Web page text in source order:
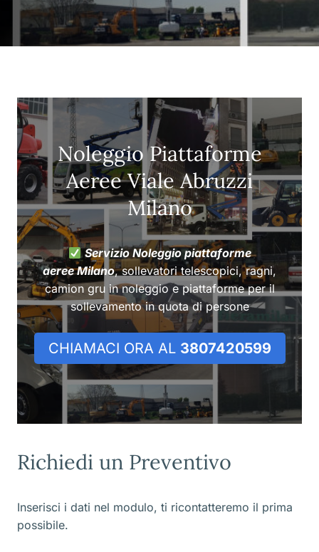
Noleggio Piattaforme
Aeree Viale Abruzzi
Milano
Servizio Noleggio piattaforme
aeree Milano, sollevatori telescopici, ragni,
camion gru in noleggio e piattaforme per il
sollevamento in quota di persone
CHIAMACI ORA AL 3807420599
Richiedi un Preventivo
Inserisci i dati nel modulo, ti ricontatteremo il prima
possibile.